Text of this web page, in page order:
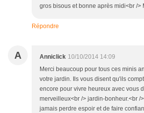
gros bisous et bonne après midi<br />
Répondre
A Anniclick 10/10/2014 14:09
Merci beaucoup pour tous ces minis
votre jardin. Ils vous disent qu'ils
encore pour vivre heureux avec vous
merveilleux<br /> jardin-bonheur.<br /
jamais perdre espoir et de faire